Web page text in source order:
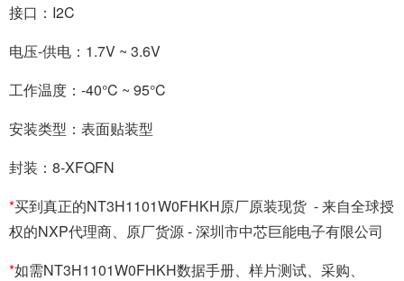
接口：I2C
电压-供电：1.7V ~ 3.6V
工作温度：-40°C ~ 95°C
安装类型：表面贴装型
封装：8-XFQFN
*买到真正的NT3H1101W0FHKH原厂原装现货 - 来自全球授
权的NXP代理商、原厂货源 - 深圳市中芯巨能电子有限公司
*如需NT3H1101W0FHKH数据手册、样片测试、采购、